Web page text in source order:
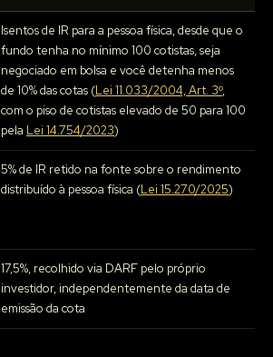
Isentos de IR para a pessoa física, desde que o
fundo tenha no mínimo 100 cotistas, seja
negociado em bolsa e você detenha menos
de 10% das cotas (Lei 11.033/2004, Art. 3º,
com o piso de cotistas elevado de 50 para 100
pela Lei 14.754/2023)
5% de IR retido na fonte sobre o rendimento
distribuído à pessoa física (Lei 15.270/2025)
17,5%, recolhido via DARF pelo próprio
investidor, independentemente da data de
emissão da cota